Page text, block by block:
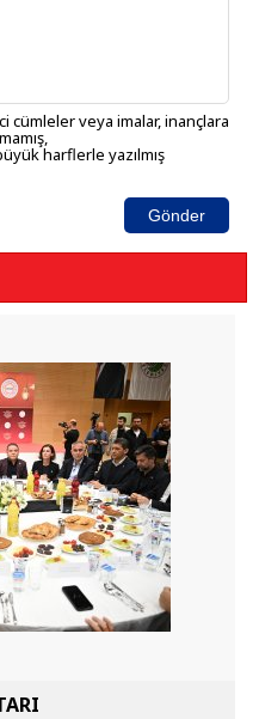
cümleler veya imalar, inançlara
harflerle yazılmış
Gönder